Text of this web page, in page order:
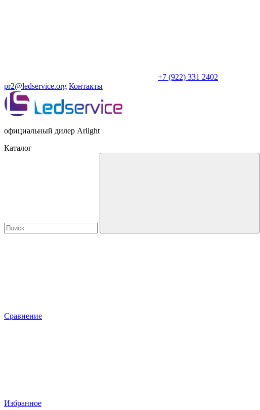
+7 (922) 331 2402
pr2@ledservice.org Контакты
официальный дилер Arlight
Каталог
Сравнение
Избранное